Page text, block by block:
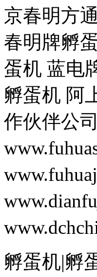
京春明方
春明牌孵
蛋机 蓝电
孵蛋机 阿
作伙伴公
孵蛋机|孵